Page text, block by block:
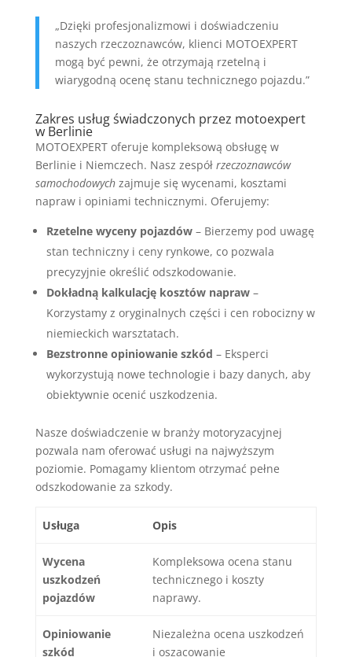
„Dzięki profesjonalizmowi i doświadczeniu
naszych rzeczoznawców, klienci MOTOEXPERT
mogą być pewni, że otrzymają rzetelną i
wiarygodną ocenę stanu technicznego pojazdu.”
Zakres usług świadczonych przez motoexpert
w Berlinie
MOTOEXPERT oferuje kompleksową obsługę w
Berlinie i Niemczech. Nasz zespół rzeczoznawców
samochodowychzajmuje się wycenami, kosztami
napraw i opiniami technicznymi. Oferujemy:
Rzetelne wyceny pojazdów– Bierzemy pod uwagę
stan techniczny i ceny rynkowe, co pozwala
precyzyjnie określić odszkodowanie.
Dokładną kalkulację kosztów napraw–
Korzystamy z oryginalnych części i cen robocizny w
niemieckich warsztatach.
Bezstronne opiniowanie szkód – Eksperci
wykorzystują nowe technologie i bazy danych, aby
obiektywnie ocenić uszkodzenia.
Nasze doświadczenie w branży motoryzacyjnej
pozwala nam oferować usługi na najwyższym
poziomie. Pomagamy klientom otrzymać pełne
odszkodowanie za szkody.
Usługa Opis
Wycena
uszkodzeń
pojazdów
Kompleksowa ocena stanu
technicznego i koszty
naprawy.
Opiniowanie
szkód
Niezależna ocena uszkodzeń
i oszacowanie